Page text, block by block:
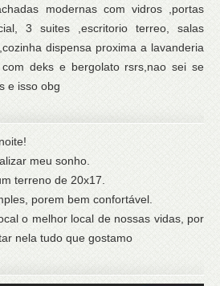
modernas com vidros ,portas
3 suites ,escritorio terreo, salas
dispensa proxima a lavanderia
deks e bergolato rsrs,nao sei se
e isso obg
meu sonho.
terreno de 20x17.
porem bem confortável.
o melhor local de nossas vidas, por
nela tudo que gostamo